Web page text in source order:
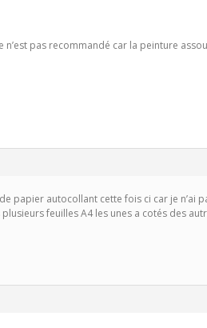
n’est pas recommandé car la peinture
papier autocollant cette fois ci car je
feuilles A4 les unes a cotés des